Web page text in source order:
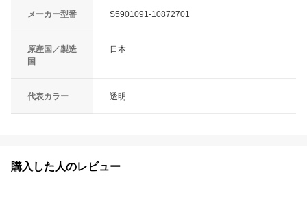
メーカー型番 S5901091-10872701
原産国／製造
国
日本
代表カラー 透明
購入した人のレビュー